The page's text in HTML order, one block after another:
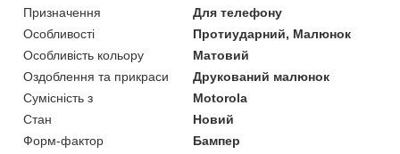
Призначення
Для телефону
Особливості
Протиударний, Малюнок
Особливість кольору
Матовий
Оздоблення та прикраси
Друкований малюнок
Сумісність з
Motorola
Стан
Новий
Форм-фактор
Бампер